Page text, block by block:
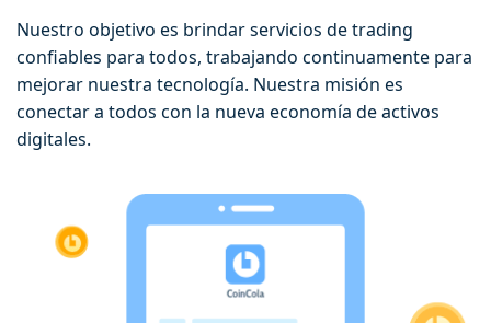
Nuestro objetivo es brindar servicios de trading
confiables para todos, trabajando continuamente para
mejorar nuestra tecnología. Nuestra misión es
conectar a todos con la nueva economía de activos
digitales.